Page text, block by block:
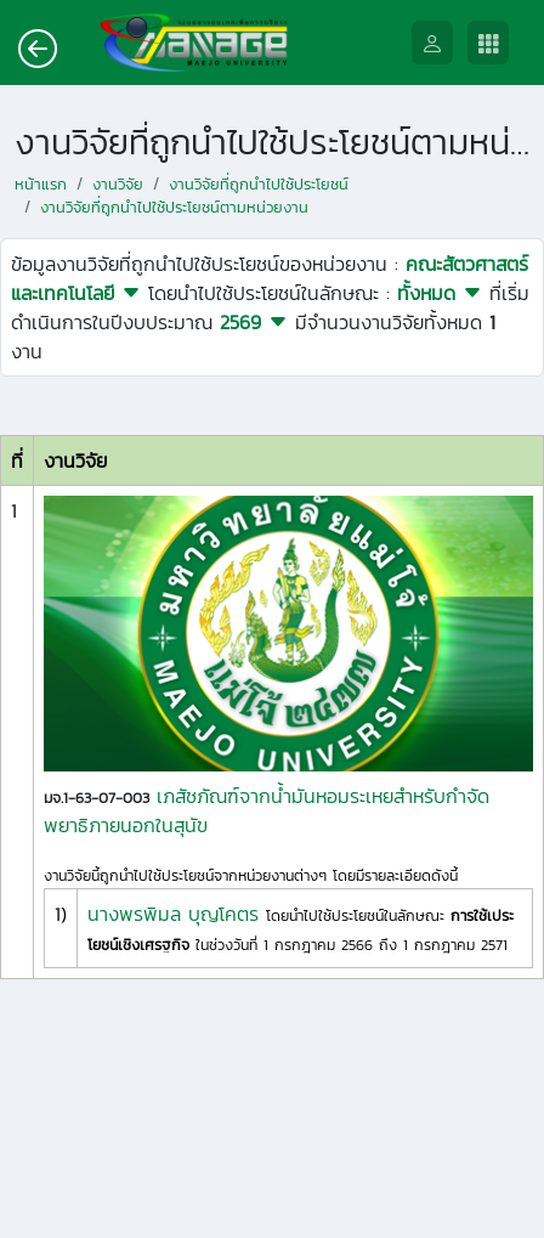
งานวิจัยที่ถูกนำไปใช้ประโยชน์ตามหน่วยงาน
หน้าแรก งานวิจัย
งานวิจัยที่ถูกนำไปใช้ประโยชน์
งานวิจัยที่ถูกนำไปใช้ประโยชน์ตามหน่วยงาน
ข้อมูลงานวิจัยที่ถูกนำไปใช้ประโยชน์ของหน่วยงาน : คณะสัตวศาสตร์
และเทคโนโลยี
โดยนำไปใช้ประโยชน์ในลักษณะ : ทั้งหมด
ที่เริ่ม
ดำเนินการในปีงบประมาณ 2569 มีจำนวนงานวิจัยทั้งหมด 1
งาน
ที่
งานวิจัย
1
มจ.1-63-07-003 เภสัชภัณฑ์จากน้ำมันหอมระเหยสำหรับกำจัด
พยาธิภายนอกในสุนัข
งานวิจัยนี้ถูกนำไปใช้ประโยชน์จากหน่วยงานต่างๆ โดยมีรายละเอียดดังนี้
1) นางพรพิมล บุญโคตร โดยนำไปใช้ประโยชน์ในลักษณะ การใช้เประ
โยชน์เชิงเศรฐกิจ ในช่วงวันที่ 1 กรกฎาคม 2566 ถึง 1 กรกฎาคม 2571